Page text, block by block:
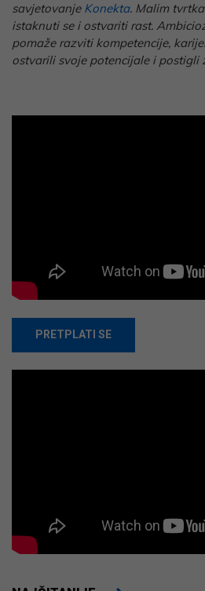
savjetovanje Konekta. Malim
istaknuti se i ostvariti rast.
pomaže razviti kompetencije,
ostvarili svoje potencijale i postigli
PRETPLATI SE